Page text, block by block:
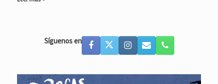
Síguenos en
Reproductor